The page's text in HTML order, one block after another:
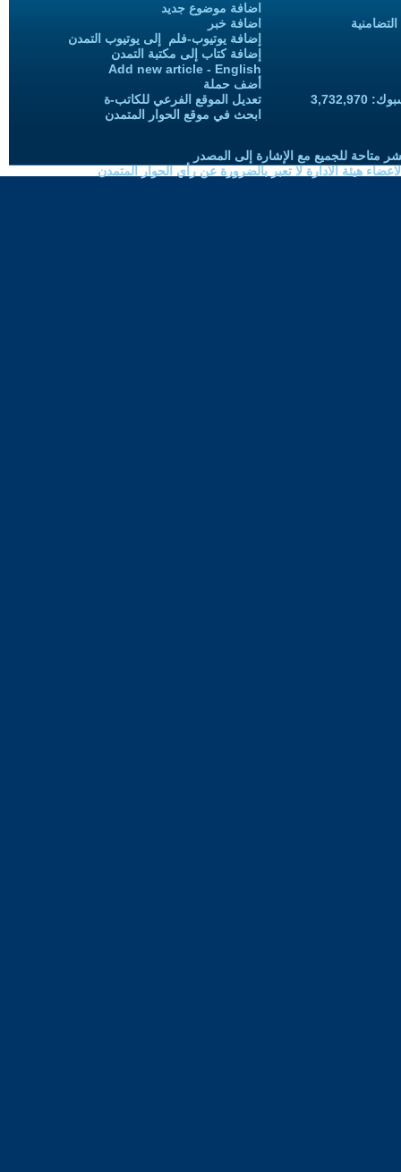
اضافة موضوع جديد
اضافة خبر
إضافة يوتيوب-فلم إلى يوتيوب التمدن
إضافة كتاب إلى مكتبة التمدن
Add new article - English
أضف حملة
تعديل الموقع الفرعي للكاتب-ة
ابحث في موقع الحوار المتمدن
متاحة للجميع مع الإشارة إلى المصدر
هيئة الادارة لا تعبر بالضرورة عن رأي الحوار المتمدن